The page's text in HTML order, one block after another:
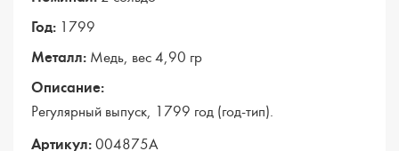
Год: 1799
Металл: Медь, вес 4,90 гр
Описание:
Регулярный выпуск, 1799 год (год-тип).
Артикул: 004875А